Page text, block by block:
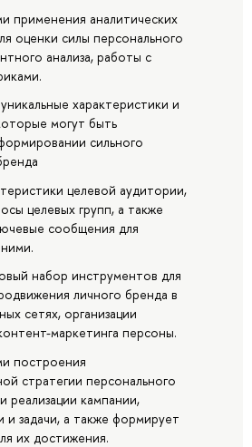
применения аналитических
оценки силы персонального
анализа, работы с
характеристики и
могут быть
сильного
целевой аудитории,
целевых групп, а также
сообщения для
набор инструментов для
личного бренда в
сетях, организации
маркетинга персоны.
построения
стратегии персонального
реализации кампании,
и задачи, а также формирует
их достижения.